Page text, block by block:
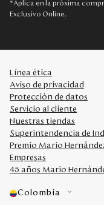
*Aplica en la próxima
Exclusivo Online.
Línea ética
Aviso de privacidad
Protección de datos
Servicio al cliente
Nuestras tiendas
Superintendencia de
Premio Mario
Empresas
45 años Mario
Colombia